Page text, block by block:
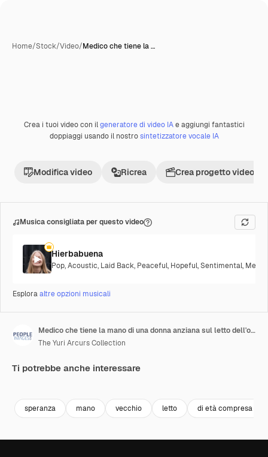
Home/Stock/Video/Medico che tiene la …
Premium
Crea i tuoi video con ilgeneratore di video IAe aggiungi fantastici
doppiaggi usando il nostrosintetizzatore vocale IA
Modifica video Ricrea Crea progetto video
Musica consigliata per questo video
Hierbabuena
Pop,Acoustic, Laid Back, Peaceful, Hopeful,Sentimental,
Esploraaltre opzioni musicali
Medico che tiene la mano di una donna anziana sul letto dell'ospedale che conforta un paziente anziano ricoverato in ospedale che si sta riprendendo da una malattia professionista medico al capezzale che dà incoraggiamento supporto sanitario
The Yuri Arcurs Collection
Ti potrebbe anche interessare
speranza mano vecchio letto di età compresa